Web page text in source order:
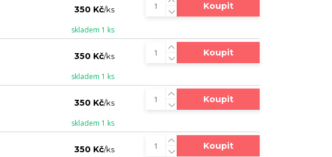
350 Kč/ks
skladem 1 ks
Koupit
350 Kč/ks
skladem 1 ks
Koupit
350 Kč/ks
skladem 1 ks
Koupit
350 Kč/ks Koupit